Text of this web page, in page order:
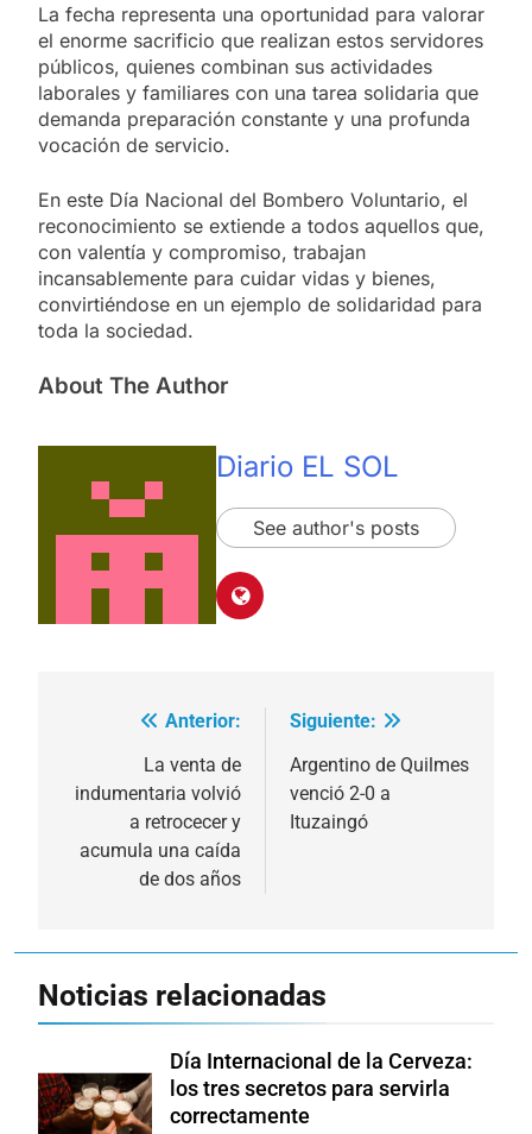
La fecha representa una oportunidad para valorar
el enorme sacrificio que realizan estos servidores
públicos, quienes combinan sus actividades
laborales y familiares con una tarea solidaria que
demanda preparación constante y una profunda
vocación de servicio.
En este Día Nacional del Bombero Voluntario, el
reconocimiento se extiende a todos aquellos que,
con valentía y compromiso, trabajan
incansablemente para cuidar vidas y bienes,
convirtiéndose en un ejemplo de solidaridad para
toda la sociedad.
About The Author
Diario EL SOL
See author's posts
Navegación
entradas
Anterior:
La venta de
indumentaria volvió
a retrocecer y
acumula una caída
de dos años
Siguiente:
Argentino de Quilmes
venció 2-0 a
Ituzaingó
Noticias relacionadas
Día Internacional de la Cerveza:
los tres secretos para servirla
correctamente